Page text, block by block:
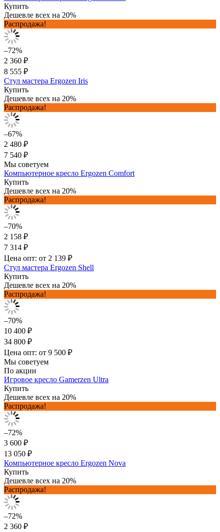
Купить
Дешевле всех на 20%
Распродажа!
–72%
2 360 ₽
8 555 ₽
Стул мастера Ergozen Iris
Купить
Дешевле всех на 20%
Распродажа!
–67%
2 480 ₽
7 540 ₽
Мы советуем
Компьютерное кресло Ergozen Comfort
Купить
Дешевле всех на 20%
Распродажа!
–70%
2 158 ₽
7 314 ₽
Цена опт: от 2 139 ₽
Стул мастера Ergozen Shell
Купить
Дешевле всех на 20%
Распродажа!
–70%
10 400 ₽
34 800 ₽
Цена опт: от 9 500 ₽
Мы советуем
По акции
Игровое кресло Gamerzen Ultra
Купить
Дешевле всех на 20%
Распродажа!
–72%
3 600 ₽
13 050 ₽
Компьютерное кресло Ergozen Nova
Купить
Дешевле всех на 20%
Распродажа!
–72%
2 360 ₽